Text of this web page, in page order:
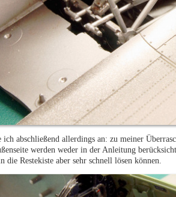
abschließend allerdings an: zu meiner
werden weder in der Anleitung
Restekiste aber sehr schnell lösen können.